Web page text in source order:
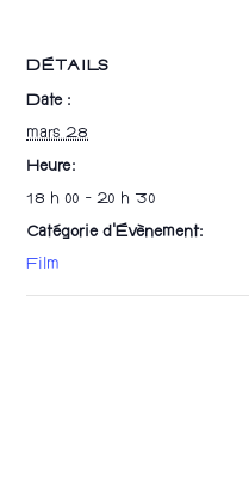
DÉTAILS
Date :
mars 28
Heure :
18 h 00 - 20 h 30
Catégorie d’Évènement:
Film